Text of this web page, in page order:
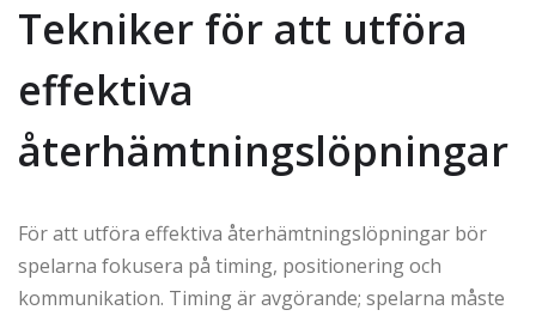
Tekniker för att utföra
effektiva
återhämtningslöpningar
För att utföra effektiva återhämtningslöpningar bör
spelarna fokusera på timing, positionering och
kommunikation. Timing är avgörande; spelarna måste